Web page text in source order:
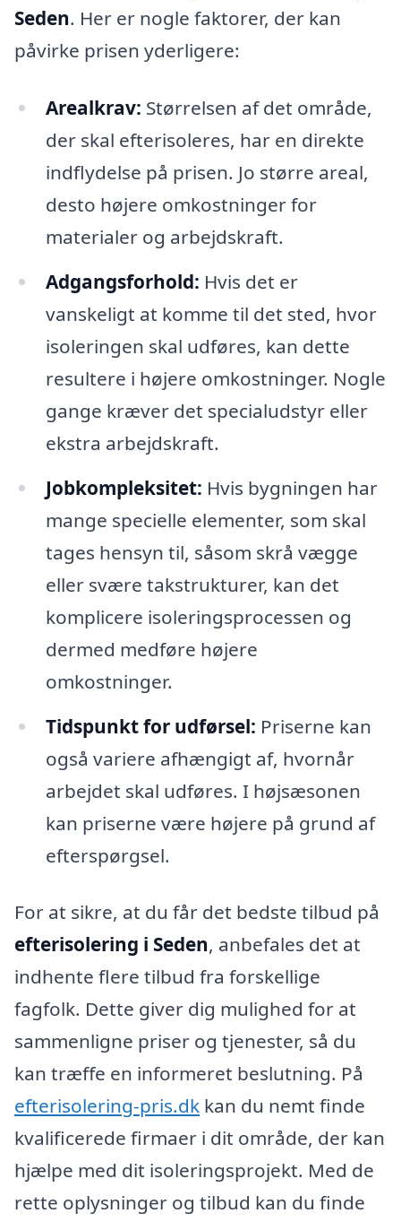
Seden. Her er nogle faktorer, der kan
påvirke prisen yderligere:
Arealkrav: Størrelsen af det område,
der skal efterisoleres, har en direkte
indflydelse på prisen. Jo større areal,
desto højere omkostninger for
materialer og arbejdskraft.
Adgangsforhold: Hvis det er
vanskeligt at komme til det sted, hvor
isoleringen skal udføres, kan dette
resultere i højere omkostninger. Nogle
gange kræver det specialudstyr eller
ekstra arbejdskraft.
Jobkompleksitet: Hvis bygningen har
mange specielle elementer, som skal
tages hensyn til, såsom skrå vægge
eller svære takstrukturer, kan det
komplicere isoleringsprocessen og
dermed medføre højere
omkostninger.
Tidspunkt for udførsel: Priserne kan
også variere afhængigt af, hvornår
arbejdet skal udføres. I højsæsonen
kan priserne være højere på grund af
efterspørgsel.
For at sikre, at du får det bedste tilbud på
efterisolering i Seden, anbefales det at
indhente flere tilbud fra forskellige
fagfolk. Dette giver dig mulighed for at
sammenligne priser og tjenester, så du
kan træffe en informeret beslutning. På
efterisolering-pris.dk kan du nemt finde
kvalificerede firmaer i dit område, der kan
hjælpe med dit isoleringsprojekt. Med de
rette oplysninger og tilbud kan du finde